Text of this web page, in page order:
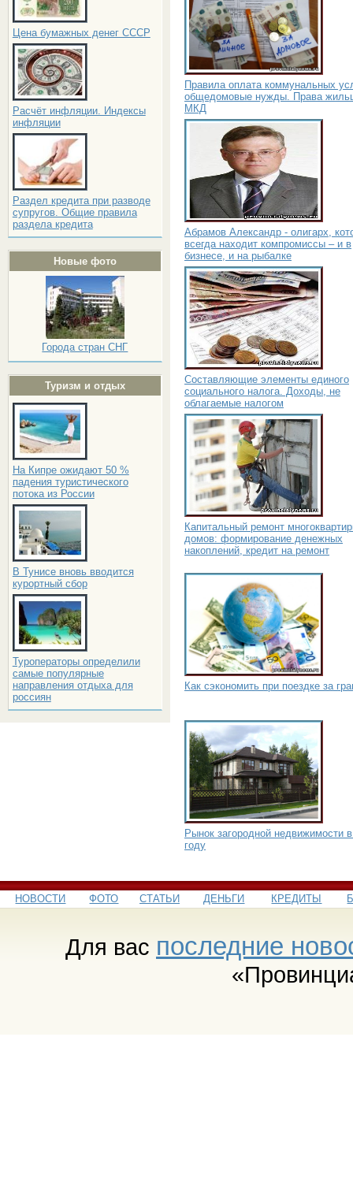
Цена бумажных денег СССР
Расчёт инфляции. Индексы
инфляции
Раздел кредита при разводе
супругов. Общие правила
раздела кредита
Новые фото
Города стран СНГ
Туризм и отдых
На Кипре ожидают 50 %
падения туристического
потока из России
В Тунисе вновь вводится
курортный сбор
Туроператоры определили
самые популярные
направления отдыха для
россиян
Правила оплата коммунальных
общедомовые нужды. Права
МКД
Абрамов Александр - олигарх,
всегда находит компромиссы – и в
бизнесе, и на рыбалке
Составляющие элементы единого
социального налога. Доходы, не
облагаемые налогом
Капитальный ремонт
домов: формирование денежных
накоплений, кредит на ремонт
Как сэкономить при поездке за
Рынок загородной недвижимости
году
НОВОСТИ ФОТО СТАТЬИ ДЕНЬГИ КРЕДИТЫ
Для вас последние